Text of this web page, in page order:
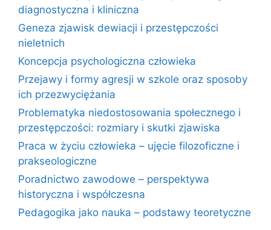
diagnostyczna i kliniczna
Geneza zjawisk dewiacji i przestępczości
nieletnich
Koncepcja psychologiczna człowieka
Przejawy i formy agresji w szkole oraz sposoby
ich przezwyciężania
Problematyka niedostosowania społecznego i
przestępczości: rozmiary i skutki zjawiska
Praca w życiu człowieka – ujęcie filozoficzne i
prakseologiczne
Poradnictwo zawodowe – perspektywa
historyczna i współczesna
Pedagogika jako nauka – podstawy teoretyczne